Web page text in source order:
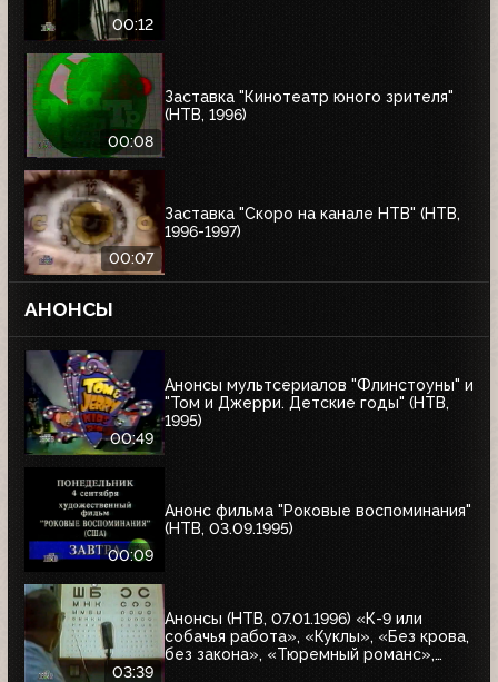
00:12
00:08
Заставка "Кинотеатр юного зрителя"
(НТВ, 1996)
00:07
Заставка "Скоро на канале НТВ" (НТВ,
1996-1997)
АНОНСЫ
00:49
Анонсы мультсериалов "Флинстоуны" и
"Том и Джерри. Детские годы" (НТВ,
1995)
00:09
Анонс фильма "Роковые воспоминания"
(НТВ, 03.09.1995)
03:39
Анонсы (НТВ, 07.01.1996) «К-9 или
собачья работа», «Куклы», «Без крова,
без закона», «Тюремный романс»,